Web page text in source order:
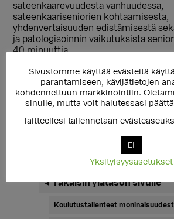
sateenkaarevuudesta vanhuudessa,
sateenkaariseniorien kohtaamisesta,
yhdenvertaisuuden edistämisestä
ja patologisoinnin vaikutuksista
40 minuuttia.
Lisää koulutustallenteita täällä
Ensisijainen
sivupalkki
◄Takaisin ylätason sivulle
Koulutustallenteet
Sivustomme käyttää evästeitä
parantamiseen, kävijätietojen
kohdennettuun markkinointiin.
sinulle, mutta voit halutessasi
laitteellesi tallennetaan
EI
Yksityisyysasetukset